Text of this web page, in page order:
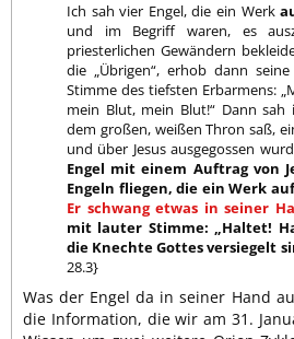
Ich sah vier Engel, die ein Werk
und im Begriff waren, es
priesterlichen Gewändern
die „Übrigen“, erhob dann
Stimme des tiefsten Erbarmens:
mein Blut, mein Blut!“ Dann
dem großen, weißen Thron saß,
und über Jesus ausgegossen
Engel mit einem Auftrag von
Engeln fliegen, die ein Werk
Er schwang etwas in seiner
mit lauter Stimme: „Haltet!
die Knechte Gottes versiegelt
28.3}
Was der Engel da in seiner Hand
die Information, die wir am 31.